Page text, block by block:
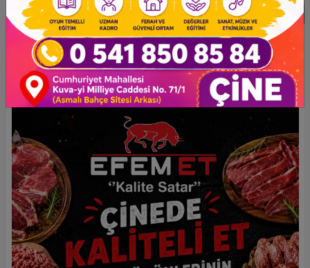
Eklenme : 04.03.2026 Haber Tipi: Uluslararası Haber
Erdoğan: Dünya Sistemi Çatır Çatır
Çatırdıyor